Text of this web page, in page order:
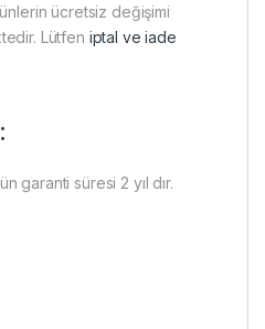
ücretsiz değişimi
Lütfen iptal ve iade
garanti süresi 2 yıl dır.